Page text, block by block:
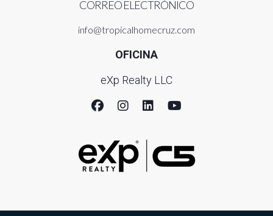
CORREO ELECTRÓNICO
info@tropicalhomecruz.com
OFICINA
eXp Realty LLC